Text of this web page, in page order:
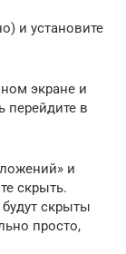
и установите
экране и
перейдите в
и
скрыть.
скрыты
просто,